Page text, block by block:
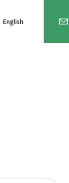
English